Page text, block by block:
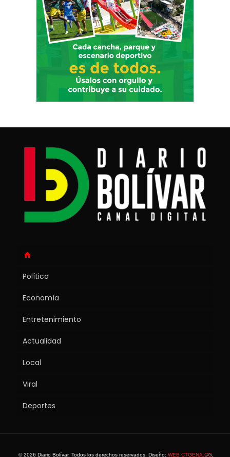
Política
Economía
Entretenimiento
Actualidad
Local
Viral
Deportes
© 2026 Diario Bolívar. Todos los derechos reservados. Diseño: WEB CTGENA.CO